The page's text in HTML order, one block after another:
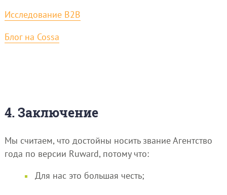
Исследование B2B
Блог на Cossa
4. Заключение
Мы считаем, что достойны носить звание Агентство
года по версии Ruward, потому что:
Для нас это большая честь;